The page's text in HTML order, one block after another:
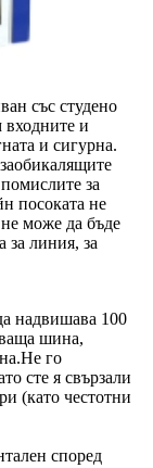
със студено
входните и
и сигурна.
за
посоката не
може да бъде
за линия, за
надвишава 100
шина,
го
сте я свързали
(като честотни
според